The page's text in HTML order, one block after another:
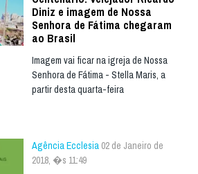
Diniz e imagem de Nossa
Senhora de Fátima chegaram
ao Brasil
Imagem vai ficar na igreja de Nossa
Senhora de Fátima - Stella Maris, a
partir desta quarta-feira
Agência Ecclesia 02 de Janeiro de
2018, �s 11:49